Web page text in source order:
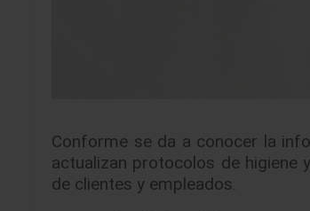
Conforme se da a conocer la
actualizan protocolos de higiene
de clientes y empleados.